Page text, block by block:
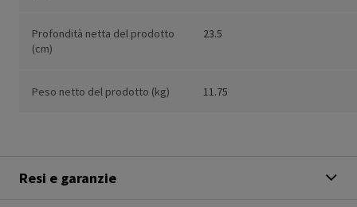
Profondità netta del prodotto
(cm)
23.5
Peso netto del prodotto (kg) 11.75
Resi e garanzie